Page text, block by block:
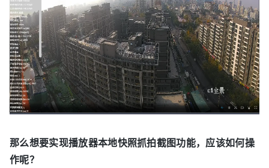
那么想要实现播放器本地快照抓拍截图功能，应该如何操
作呢？